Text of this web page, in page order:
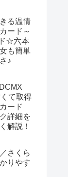
る温情
ード～
☆六本
も簡単
♪
て取得
ード
詳細を
解説！
さくら
りやす